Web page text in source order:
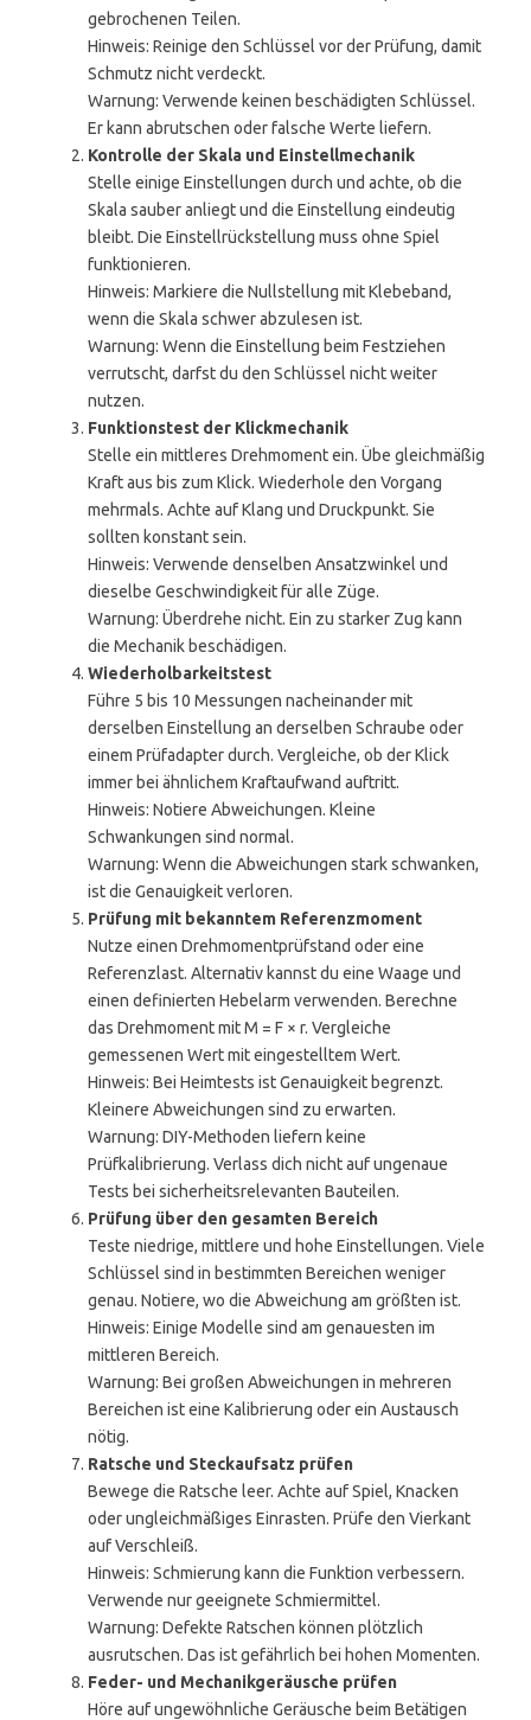
gebrochenen Teilen.
Hinweis: Reinige den Schlüssel vor der Prüfung, damit
Schmutz nicht verdeckt.
Warnung: Verwende keinen beschädigten Schlüssel.
Er kann abrutschen oder falsche Werte liefern.
Kontrolle der Skala und Einstellmechanik
Stelle einige Einstellungen durch und achte, ob die
Skala sauber anliegt und die Einstellung eindeutig
bleibt. Die Einstellrückstellung muss ohne Spiel
funktionieren.
Hinweis: Markiere die Nullstellung mit Klebeband,
wenn die Skala schwer abzulesen ist.
Warnung: Wenn die Einstellung beim Festziehen
verrutscht, darfst du den Schlüssel nicht weiter
nutzen.
Funktionstest der Klickmechanik
Stelle ein mittleres Drehmoment ein. Übe gleichmäßig
Kraft aus bis zum Klick. Wiederhole den Vorgang
mehrmals. Achte auf Klang und Druckpunkt. Sie
sollten konstant sein.
Hinweis: Verwende denselben Ansatzwinkel und
dieselbe Geschwindigkeit für alle Züge.
Warnung: Überdrehe nicht. Ein zu starker Zug kann
die Mechanik beschädigen.
Wiederholbarkeitstest
Führe 5 bis 10 Messungen nacheinander mit
derselben Einstellung an derselben Schraube oder
einem Prüfadapter durch. Vergleiche, ob der Klick
immer bei ähnlichem Kraftaufwand auftritt.
Hinweis: Notiere Abweichungen. Kleine
Schwankungen sind normal.
Warnung: Wenn die Abweichungen stark schwanken,
ist die Genauigkeit verloren.
Prüfung mit bekanntem Referenzmoment
Nutze einen Drehmomentprüfstand oder eine
Referenzlast. Alternativ kannst du eine Waage und
einen definierten Hebelarm verwenden. Berechne
das Drehmoment mit M = F × r. Vergleiche
gemessenen Wert mit eingestelltem Wert.
Hinweis: Bei Heimtests ist Genauigkeit begrenzt.
Kleinere Abweichungen sind zu erwarten.
Warnung: DIY-Methoden liefern keine
Prüfkalibrierung. Verlass dich nicht auf ungenaue
Tests bei sicherheitsrelevanten Bauteilen.
Prüfung über den gesamten Bereich
Teste niedrige, mittlere und hohe Einstellungen. Viele
Schlüssel sind in bestimmten Bereichen weniger
genau. Notiere, wo die Abweichung am größten ist.
Hinweis: Einige Modelle sind am genauesten im
mittleren Bereich.
Warnung: Bei großen Abweichungen in mehreren
Bereichen ist eine Kalibrierung oder ein Austausch
nötig.
Ratsche und Steckaufsatz prüfen
Bewege die Ratsche leer. Achte auf Spiel, Knacken
oder ungleichmäßiges Einrasten. Prüfe den Vierkant
auf Verschleiß.
Hinweis: Schmierung kann die Funktion verbessern.
Verwende nur geeignete Schmiermittel.
Warnung: Defekte Ratschen können plötzlich
ausrutschen. Das ist gefährlich bei hohen Momenten.
Feder- und Mechanikgeräusche prüfen
Höre auf ungewöhnliche Geräusche beim Betätigen